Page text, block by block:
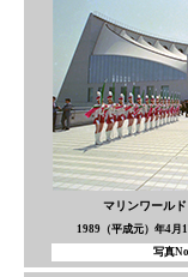
マリンワール
1989（平成元）年4月
写真